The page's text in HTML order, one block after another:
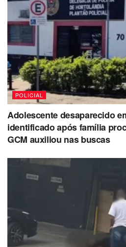
POLICIAL
Adolescente desaparecido
identificado após família
GCM auxiliou nas buscas